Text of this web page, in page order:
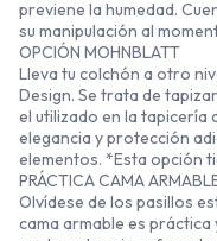
previene la humedad.
su manipulación al
OPCIÓN MOHNBLATT
Lleva tu colchón a otro
Design. Se trata de
el utilizado en la tapicería
elegancia y protección
elementos. *Esta opción
PRÁCTICA CAMA
Olvídese de los pasillos
cama armable es